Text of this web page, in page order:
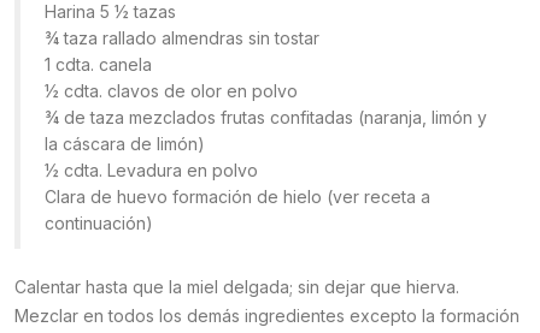
Harina 5 ½ tazas
¾ taza rallado almendras sin tostar
1 cdta. canela
½ cdta. clavos de olor en polvo
¾ de taza mezclados frutas confitadas (naranja, limón y
la cáscara de limón)
½ cdta. Levadura en polvo
Clara de huevo formación de hielo (ver receta a
continuación)
Calentar hasta que la miel delgada; sin dejar que hierva.
Mezclar en todos los demás ingredientes excepto la formación